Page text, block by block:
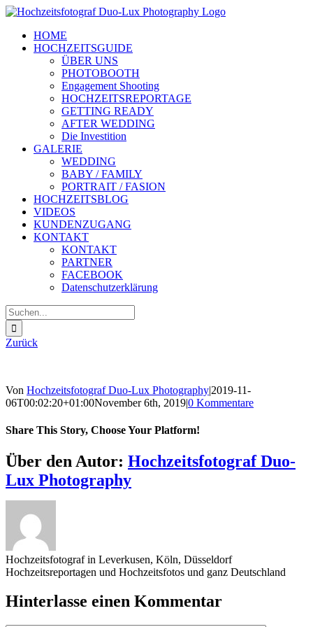
Zum
springenHOME
HOCHZEITSGUIDE
ÜBER UNS
PHOTOBOOTH
Engagement Shooting
HOCHZEITSREPORTAGE
GETTING READY
AFTER WEDDING
Die Investition
GALERIE
WEDDING
BABY / FAMILY
PORTRAIT / FASION
HOCHZEITSBLOG
VIDEOS
KUNDENZUGANG
KONTAKT
KONTAKT
PARTNER
FACEBOOK
Datenschutzerklärung
Suche
nach:
Zurück
Von Hochzeitsfotograf Duo-Lux Photography|2019-11-
06T00:02:20+01:00November 6th, 2019|0 Kommentare
Share This Story, Choose Your Platform!
Sharing_facebook
Sharing_twitter
Sharing_reddit
Über den Autor: Hochzeitsfotograf Duo-
Lux Photography
Hochzeitsfotograf in Leverkusen, Köln, Düsseldorf
Hochzeitsreportagen und Hochzeitsfotos und ganz Deutschland
Hinterlasse einen Kommentar